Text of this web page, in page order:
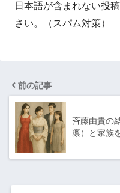
日本語が含まれない投
さい。（スパム対策）
前の記事
斉藤由貴の
凛）と家族